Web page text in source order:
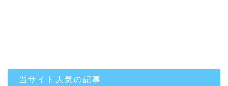
当サイト人気の記事